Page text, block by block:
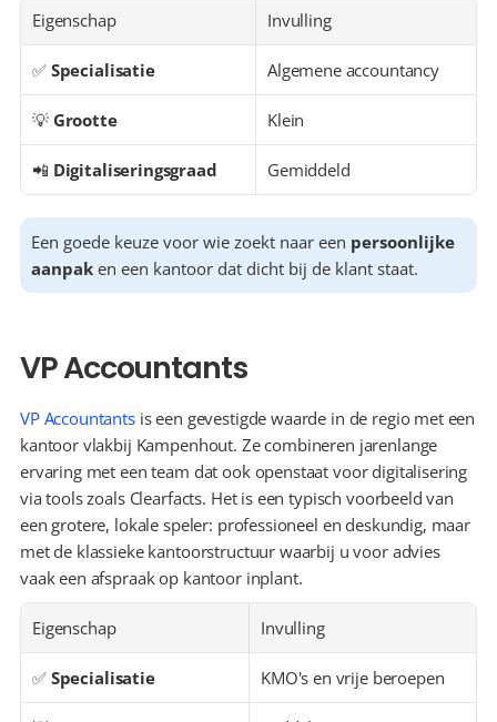
Eigenschap Invulling
✅ Specialisatie Algemene accountancy
💡 Grootte Klein
📲 Digitaliseringsgraad Gemiddeld
Een goede keuze voor wie zoekt naar een persoonlijke
aanpak en een kantoor dat dicht bij de klant staat.
VP Accountants
VP Accountants is een gevestigde waarde in de regio met een
kantoor vlakbij Kampenhout. Ze combineren jarenlange
ervaring met een team dat ook openstaat voor digitalisering
via tools zoals Clearfacts. Het is een typisch voorbeeld van
een grotere, lokale speler: professioneel en deskundig, maar
met de klassieke kantoorstructuur waarbij u voor advies
vaak een afspraak op kantoor inplant.
Eigenschap Invulling
✅ Specialisatie KMO's en vrije beroepen